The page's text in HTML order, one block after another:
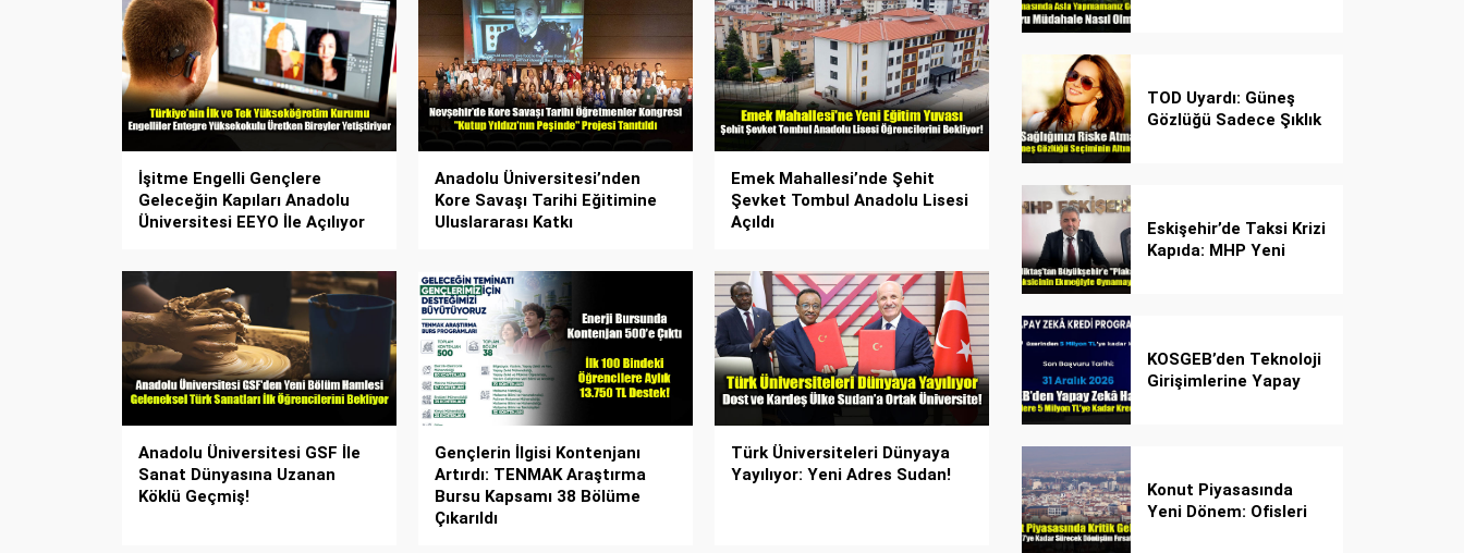
İşitme Engelli Gençlere
Geleceğin Kapıları Anadolu
Üniversitesi EEYO İle Açılıyor
Anadolu Üniversitesi’nden
Kore Savaşı Tarihi Eğitimine
Uluslararası Katkı
Emek Mahallesi’nde Şehit
Şevket Tombul Anadolu Lisesi
Açıldı
Anadolu Üniversitesi GSF İle
Sanat Dünyasına Uzanan
Köklü Geçmiş!
Gençlerin İlgisi Kontenjanı
Artırdı: TENMAK Araştırma
Bursu Kapsamı 38 Bölüme
Çıkarıldı
Türk Üniversiteleri Dünyaya
Yayılıyor: Yeni Adres Sudan!
TOD Uyardı: Güneş
Gözlüğü Sadece Şıklık
Eskişehir’de Taksi Krizi
Kapıda: MHP Yeni
KOSGEB’den Teknoloji
Girişimlerine Yapay
Konut Piyasasında
Yeni Dönem: Ofisleri